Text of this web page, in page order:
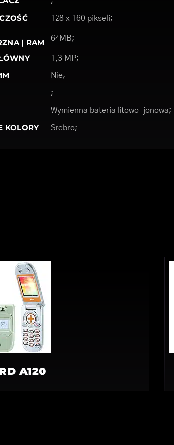
128 x 160 pikseli;
| RAM
64MB;
1,3 MP;
Nie;
;
Wymienna bateria litowo-jonowa;
KOLORY Srebro;
A120